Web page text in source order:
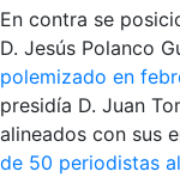
En contra se
D. Jesús Polanco
polemizado en
presidía D. Juan
alineados con sus
de 50 periodistas